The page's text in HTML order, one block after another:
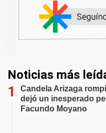
Noticias más
Candela Arizaga
dejó un inesperado
Facundo Moyano